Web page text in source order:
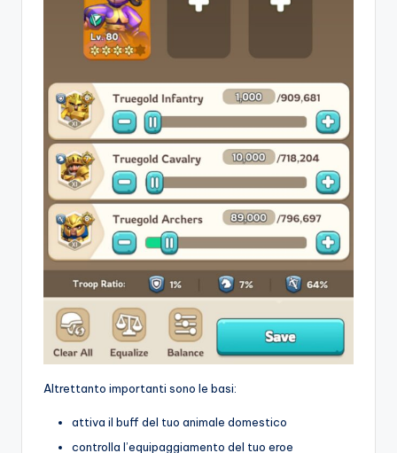
Altrettanto importanti sono le basi:
attiva il buff del tuo animale domestico
controlla l’equipaggiamento del tuo eroe